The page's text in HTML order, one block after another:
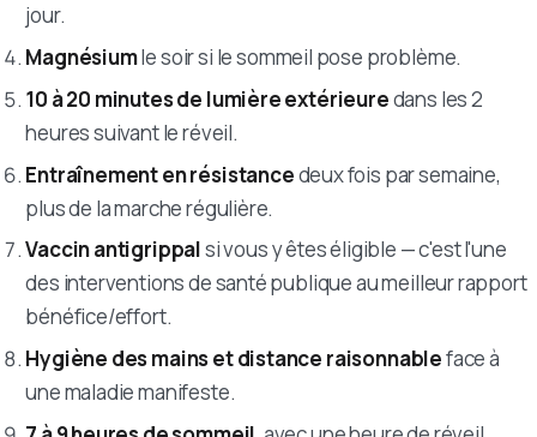
jour.
Magnésiumle soir si le sommeil pose problème.
10 à 20 minutes de lumière extérieuredans les 2
heures suivant le réveil.
Entraînement en résistancedeux fois par semaine,
plus de la marche régulière.
Vaccin antigrippalsi vous y êtes éligible — c'est l'une
des interventions de santé publique au meilleur rapport
bénéfice/effort.
Hygiène des mains et distance raisonnableface à
une maladie manifeste.